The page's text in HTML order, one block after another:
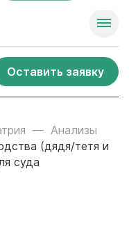
Оставить заявку
Анализы
(дядя/тетя и
суда